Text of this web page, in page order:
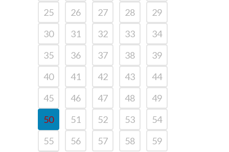
25
26 27 28
29
30
31 32 33
34
35
36 37 38
39
40
41 42 43
44
45
46 47 48
49
50
51 52 53
54
55
56 57 58 59